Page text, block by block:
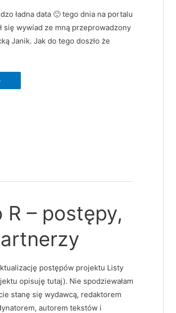
ładna data 🙂 tego dnia na portalu
się wywiad ze mną przeprowadzony
Janik. Jak do tego doszło że
– postępy,
postępów projektu Listy
opisuję tutaj). Nie spodziewałam
stanę się wydawcą, redaktorem
autorem tekstów i